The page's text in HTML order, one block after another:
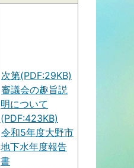
次第(PDF:29KB)
審議会の趣旨説
明について
(PDF:423KB)
令和5年度大野市
地下水年度報告
書